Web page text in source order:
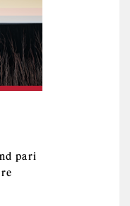
pari